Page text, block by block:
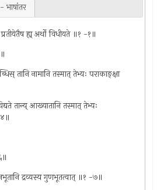
प्रतीयेतैष ह्य् अर्थो विधीयते ॥१ -१॥
तानि नामानि तस्मात् तेभ्यः पराकाङ्क्षा
तान्य् आख्यातानि तस्मात् तेभ्यः
द्रव्यस्य गुणभूतत्वात् ॥१ -७॥